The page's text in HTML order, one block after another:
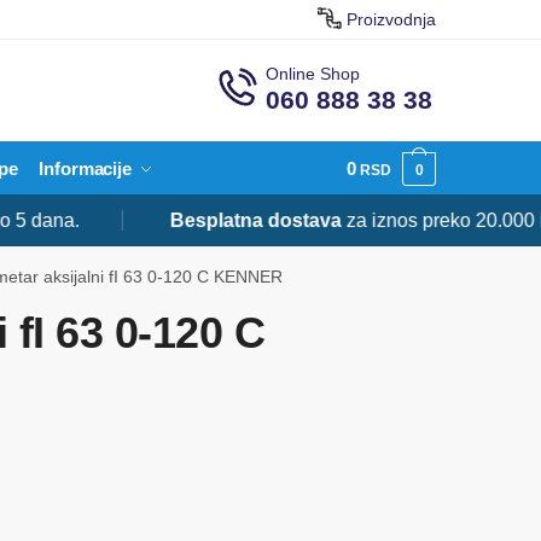
Proizvodnja
Online Shop
060 888 38 38
Informacije 0RSD 0
Besplatna dostavaza iznos preko 20.000 RSD.
aksijalni fI 63 0-120 C KENNER
63 0-120 C